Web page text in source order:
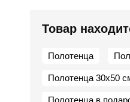
Товар
Полотенца
Полотенца 30х50
Полотенца в